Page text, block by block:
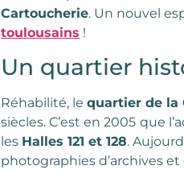
Cartoucherie. Un nouvel
toulousains !
Un quartier
Réhabilité, le quartier de la
siècles. C’est en 2005 que
les Halles 121 et 128.
photographies d’archives